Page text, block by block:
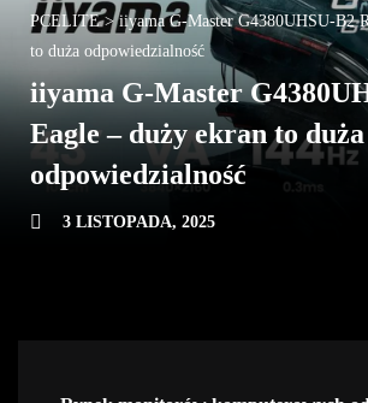
PCELITE>iiyama G-Master G4380UHSU-B2
to duża odpowiedzialność
iiyama G-Master
Eagle – duży ekran to duża
odpowiedzialność
3 LISTOPADA, 2025